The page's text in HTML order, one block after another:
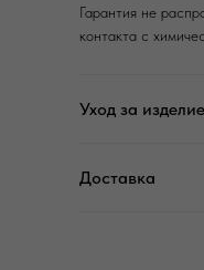
Гарантия не
контакта с
Уход за
Доставка